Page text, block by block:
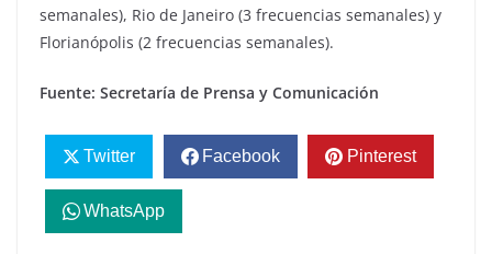
semanales), Rio de Janeiro (3 frecuencias semanales) y
Florianópolis (2 frecuencias semanales).
Fuente: Secretaría de Prensa y Comunicación
Twitter Facebook Pinterest
WhatsApp